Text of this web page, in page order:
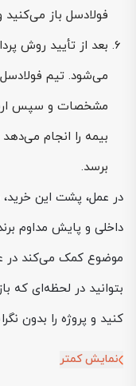
فولادسل باز
بعد از تأیید روش
می‌شود. تیم
مشخصات و سپس
بیمه را انجام
برسد.
در عمل، پشت این
داخلی و پایش مداوم
بتوانید در لحظه‌ای که
کنید و پروژه را بدون
نمایش کمتر